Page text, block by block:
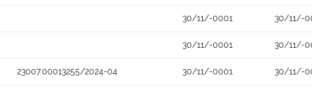
30/11/-0001 30/11/-
30/11/-0001 30/11/-
23007.00013255/2024-04 30/11/-0001 30/11/-